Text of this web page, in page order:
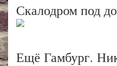
Скалодром под
Ещё Гамбург.